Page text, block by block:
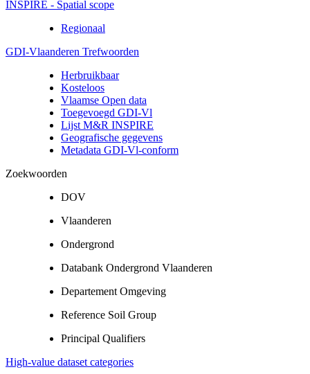
INSPIRE - Spatial scope
Regionaal
GDI-Vlaanderen Trefwoorden
Herbruikbaar
Kosteloos
Vlaamse Open data
Toegevoegd GDI-Vl
Lijst M&R INSPIRE
Geografische gegevens
Metadata GDI-Vl-conform
Zoekwoorden
DOV
Vlaanderen
Ondergrond
Databank Ondergrond Vlaanderen
Departement Omgeving
Reference Soil Group
Principal Qualifiers
High-value dataset categories